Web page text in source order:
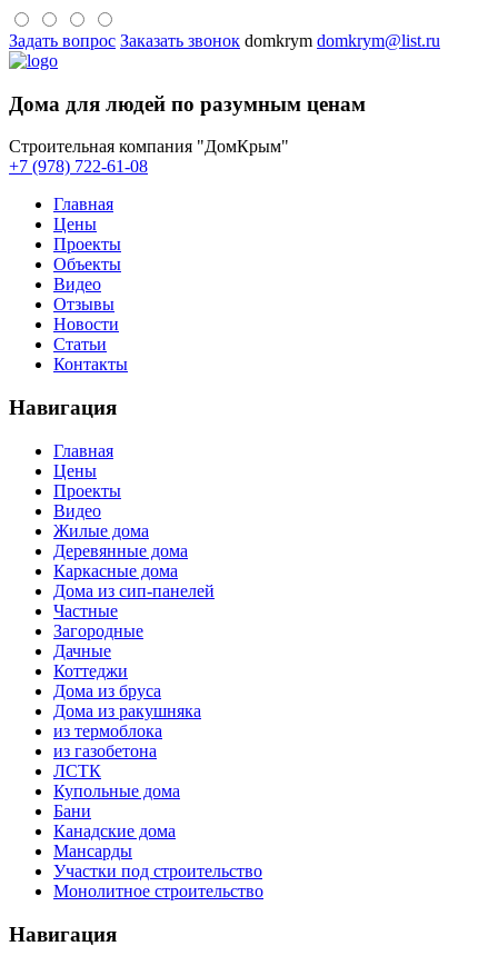
Задать вопрос Заказать звонок domkrym domkrym@list.ru
Дома для людей по разумным ценам
Строительная компания "ДомКрым"
+7 (978) 722-61-08
Главная
Цены
Проекты
Объекты
Видео
Отзывы
Новости
Статьи
Контакты
Навигация
Главная
Цены
Проекты
Видео
Жилые дома
Деревянные дома
Каркасные дома
Дома из сип-панелей
Частные
Загородные
Дачные
Коттеджи
Дома из бруса
Дома из ракушняка
из термоблока
из газобетона
ЛСТК
Купольные дома
Бани
Канадские дома
Мансарды
Участки под строительство
Монолитное строительство
Навигация